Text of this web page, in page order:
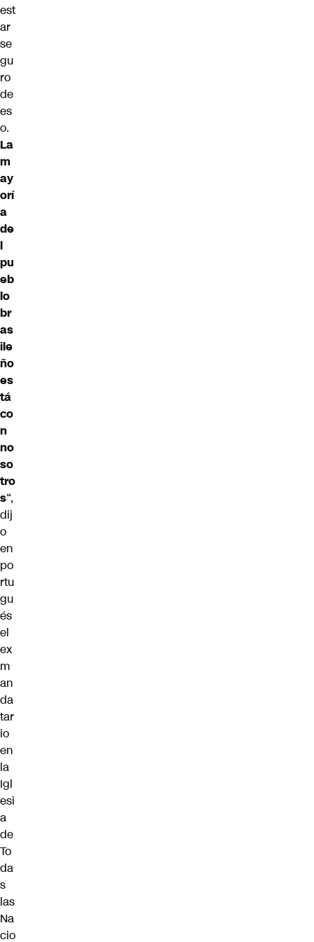
est
ar
se
gu
ro
de
es
o.
La
m
ay
orí
a
de
l
pu
eb
lo
br
as
ile
ño
es
tá
co
n
no
so
tro
s“,
dij
o
en
po
rtu
gu
és
el
ex
m
an
da
tar
io
en
la
Igl
esi
a
de
To
da
s
las
Na
cio